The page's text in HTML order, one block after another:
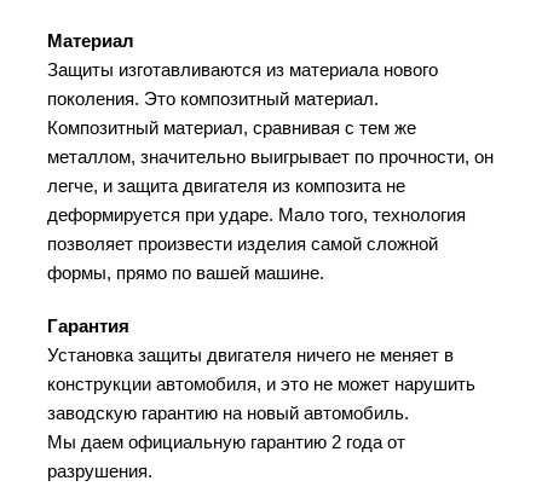
Материал
Защиты изготавливаются из материала нового
поколения. Это композитный материал.
Композитный материал, сравнивая с тем же
металлом, значительно выигрывает по прочности, он
легче, и защита двигателя из композита не
деформируется при ударе. Мало того, технология
позволяет произвести изделия самой сложной
формы, прямо по вашей машине.
Гарантия
Установка защиты двигателя ничего не меняет в
конструкции автомобиля, и это не может нарушить
заводскую гарантию на новый автомобиль.
Мы даем официальную гарантию 2 года от
разрушения.